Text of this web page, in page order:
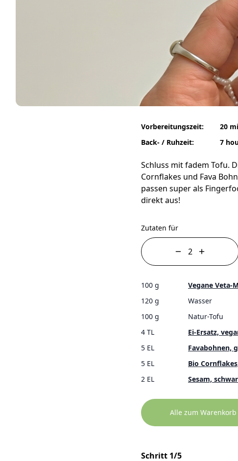
Vorbereitungszeit:
Back- / Ruhzeit:
20
7
Schluss mit fadem Tofu.
Cornflakes und Fava
passen super als
direkt aus!
Zutaten für
100 g
Vegane Veta-
120 g
Wasser
100 g
Natur-Tofu
4 TL
Ei-Ersatz,
5 EL
Favabohnen,
5 EL
Bio
2 EL
Sesam,
Alle zum
Schritt 1/5